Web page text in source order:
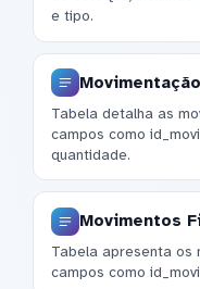
e tipo.
Tabela detalha as
campos como
quantidade.
Movimentos
Tabela apresenta os
campos como